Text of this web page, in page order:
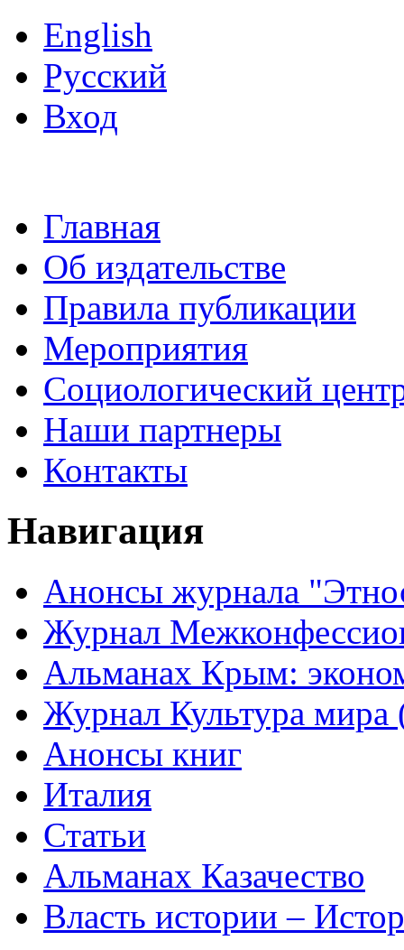
English
Русский
Вход
Главная
Об издательстве
Правила публикации
Мероприятия
Социологический
Наши партнеры
Контакты
Навигация
Анонсы журнала
Журнал
Альманах Крым:
Журнал Культура
Анонсы книг
Италия
Статьи
Альманах Казачество
Власть истории –